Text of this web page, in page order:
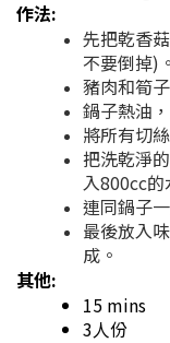
作法:
先把乾香
不要倒掉)
豬肉和筍
鍋子熱油
將所有切
把洗乾淨
入800cc的
連同鍋子
最後放入
成。
其他:
15 mins
3人份